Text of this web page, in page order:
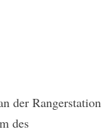
der Rangerstation
des